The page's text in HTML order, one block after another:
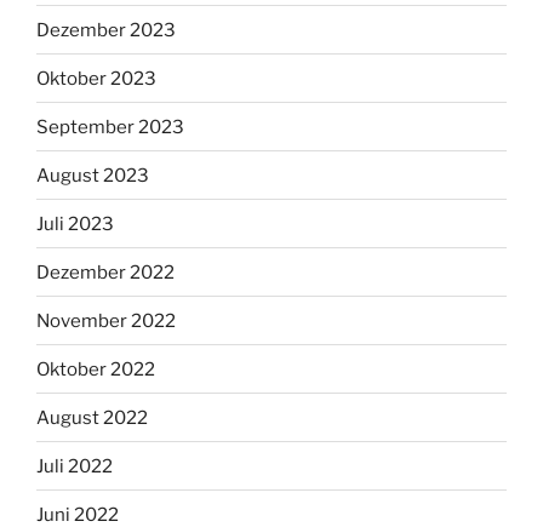
Dezember 2023
Oktober 2023
September 2023
August 2023
Juli 2023
Dezember 2022
November 2022
Oktober 2022
August 2022
Juli 2022
Juni 2022